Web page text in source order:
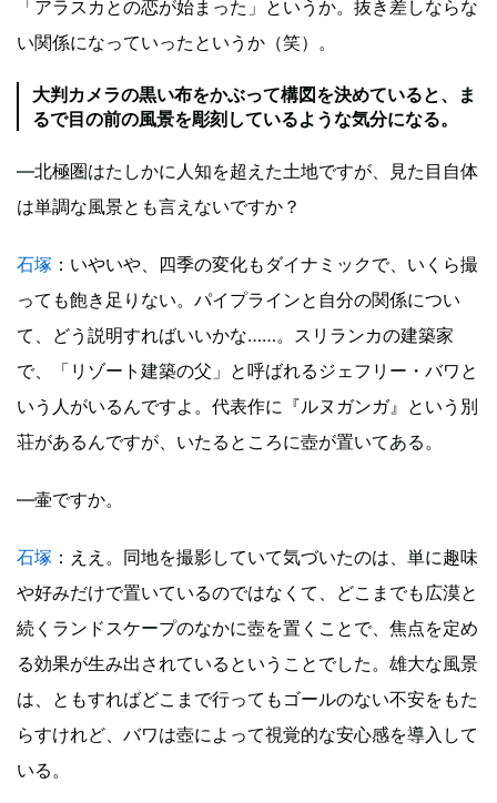
「アラスカとの恋が始まった」というか。抜き差しならな
い関係になっていったというか（笑）。
大判カメラの黒い布をかぶって構図を決めていると、ま
るで目の前の風景を彫刻しているような気分になる。
―北極圏はたしかに人知を超えた土地ですが、見た目自体
は単調な風景とも言えないですか？
石塚 ：いやいや、四季の変化もダイナミックで、いくら撮
っても飽き足りない。パイプラインと自分の関係につい
て、どう説明すればいいかな……。スリランカの建築家
で、「リゾート建築の父」と呼ばれるジェフリー・バワと
いう人がいるんですよ。代表作に『ルヌガンガ』という別
荘があるんですが、いたるところに壺が置いてある。
―壷ですか。
石塚 ：ええ。同地を撮影していて気づいたのは、単に趣味
や好みだけで置いているのではなくて、どこまでも広漠と
続くランドスケープのなかに壺を置くことで、焦点を定め
る効果が生み出されているということでした。雄大な風景
は、ともすればどこまで行ってもゴールのない不安をもた
らすけれど、バワは壺によって視覚的な安心感を導入して
いる。